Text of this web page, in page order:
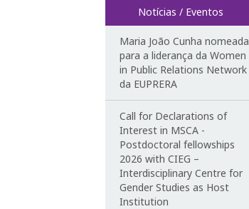
Notícias / Eventos
Maria João Cunha nomeada
para a liderança da Women
in Public Relations Network
da EUPRERA
Call for Declarations of
Interest in MSCA -
Postdoctoral fellowships
2026 with CIEG –
Interdisciplinary Centre for
Gender Studies as Host
Institution